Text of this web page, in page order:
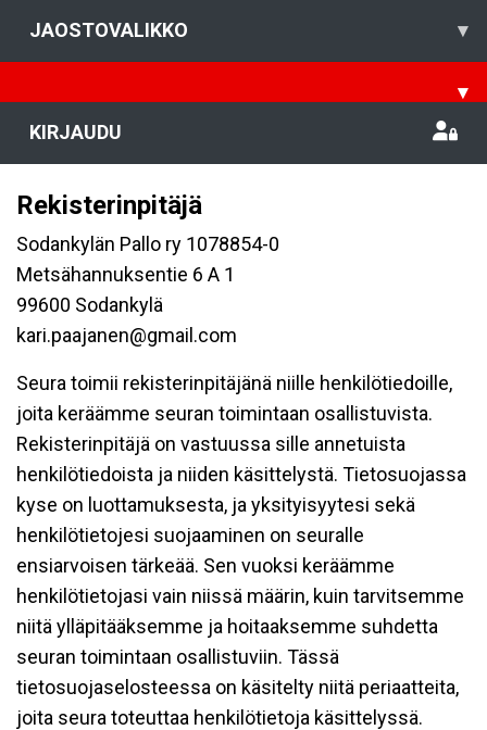
JAOSTOVALIKKO ▾
▾
KIRJAUDU
Rekisterinpitäjä
Sodankylän Pallo ry 1078854-0
Metsähannuksentie 6 A 1
99600 Sodankylä
kari.paajanen@gmail.com
Seura toimii rekisterinpitäjänä niille henkilötiedoille,
joita keräämme seuran toimintaan osallistuvista.
Rekisterinpitäjä on vastuussa sille annetuista
henkilötiedoista ja niiden käsittelystä. Tietosuojassa
kyse on luottamuksesta, ja yksityisyytesi sekä
henkilötietojesi suojaaminen on seuralle
ensiarvoisen tärkeää. Sen vuoksi keräämme
henkilötietojasi vain niissä määrin, kuin tarvitsemme
niitä ylläpitääksemme ja hoitaaksemme suhdetta
seuran toimintaan osallistuviin. Tässä
tietosuojaselosteessa on käsitelty niitä periaatteita,
joita seura toteuttaa henkilötietoja käsittelyssä.